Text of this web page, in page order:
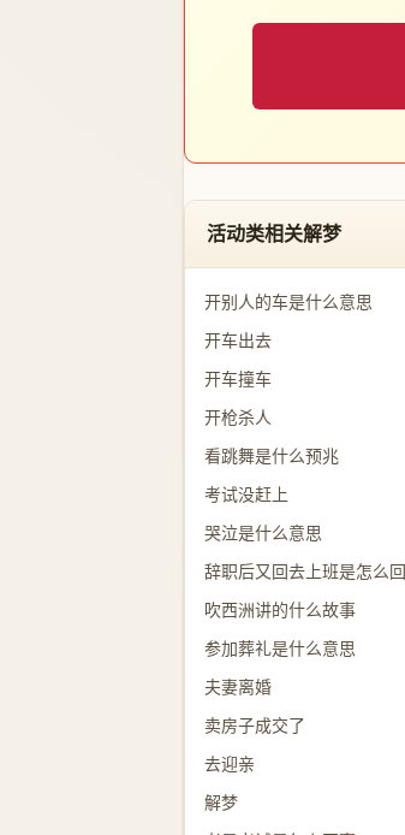
活动类相关解梦
开别人的车是什么意思
开车出去
开车撞车
开枪杀人
看跳舞是什么预兆
考试没赶上
哭泣是什么意思
辞职后又回去上班是怎么
吹西洲讲的什么故事
参加葬礼是什么意思
夫妻离婚
卖房子成交了
去迎亲
解梦